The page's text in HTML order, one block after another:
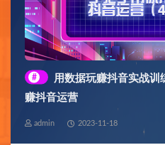
#
用数据玩赚抖音实战训
赚抖音运营
admin 2023-11-18